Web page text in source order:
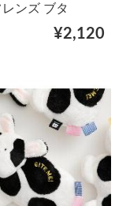
ンズ ブタ
¥2,120